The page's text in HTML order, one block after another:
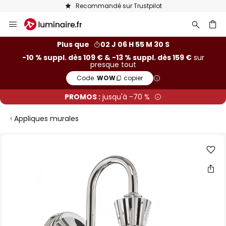
Recommandé sur Trustpilot
Allez
au
Plus que
02 J 06 H 55 M 29 S
-10 % suppl. dès 109 € & -13 % suppl. dès 159 €sur
presque tout
Code :WOW copier
PROMOS : jusqu'à -70 %
Appliques murales